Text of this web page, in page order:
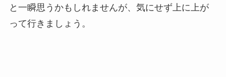
と一瞬思うかもしれませんが、気にせず上に上が
って行きましょう。